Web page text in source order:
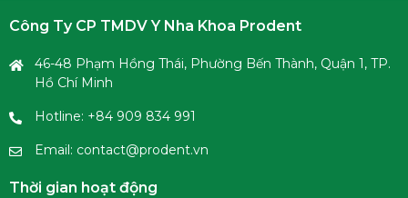
Công Ty CP TMDV Y Nha Khoa Prodent
46-48 Phạm Hồng Thái, Phường Bến Thành, Quận 1, TP.
Hồ Chí Minh
Hotline: +84 909 834 991
Email: contact@prodent.vn
Thời gian hoạt động